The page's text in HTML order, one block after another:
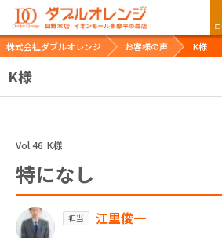
株式会社ダブルオレンジ お客様の声 K様
K様
Vol.46 K様
特になし
担当 江里俊一